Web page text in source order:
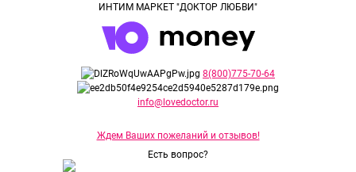
ИНТИМ МАРКЕТ "ДОКТОР ЛЮБВИ"
8(800)775-70-64
info@lovedoctor.ru
Ждем Ваших пожеланий и отзывов!
Есть вопрос?